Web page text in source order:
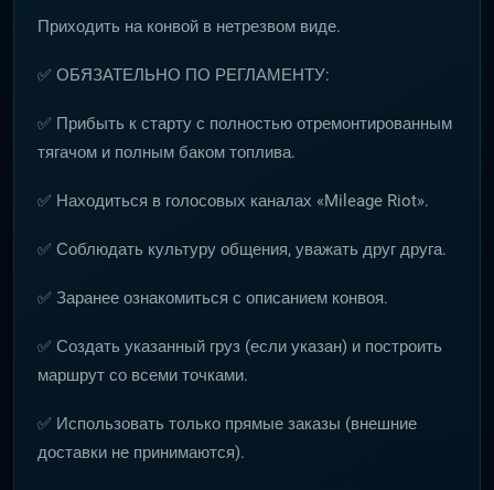
Приходить на конвой в нетрезвом виде.
✅ ОБЯЗАТЕЛЬНО ПО РЕГЛАМЕНТУ:
✅ Прибыть к старту с полностью отремонтированным
тягачом и полным баком топлива.
✅ Находиться в голосовых каналах «Mileage Riot».
✅ Соблюдать культуру общения, уважать друг друга.
✅ Заранее ознакомиться с описанием конвоя.
✅ Создать указанный груз (если указан) и построить
маршрут со всеми точками.
✅ Использовать только прямые заказы (внешние
доставки не принимаются).